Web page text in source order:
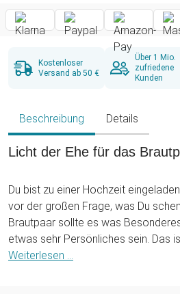
Kostenloser
Versand ab 50 €
Über 1 Mio.
zufriedene
Kunden
Beschreibung Details
Licht der Ehe für das
Du bist zu einer Hochzeit
vor der großen Frage, was Du
Brautpaar sollte es was
etwas sehr Persönliches sein. Das
Vielleicht können wir Dir bei der
Weiterlesen ...